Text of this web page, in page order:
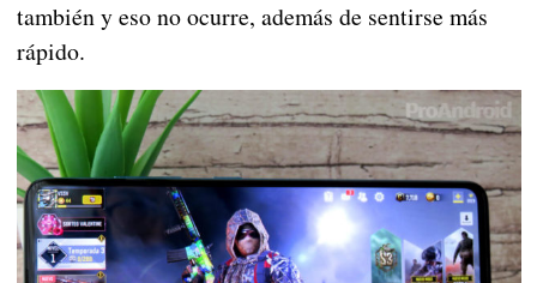
también y eso no ocurre, además de sentirse más
rápido.